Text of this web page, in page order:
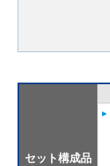
セット構成品